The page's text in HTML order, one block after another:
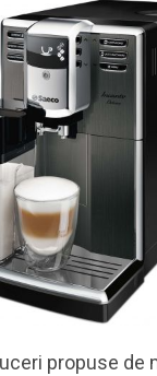
propuse de